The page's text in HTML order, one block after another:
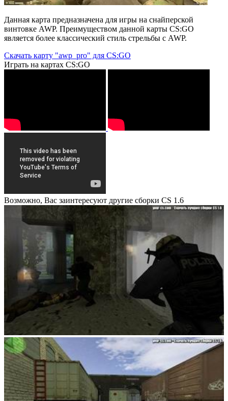
Данная карта предназначена для игры на снайперской
винтовке AWP. Преимуществом данной карты CS:GO
является более классический стиль стрельбы с AWP.
Скачать карту "awp_pro" для CS:GO
Играть на картах CS:GO
Возможно, Вас заинтересуют другие сборки CS 1.6